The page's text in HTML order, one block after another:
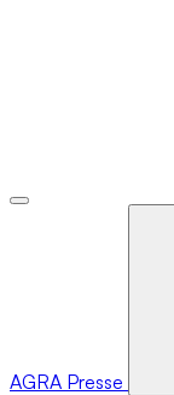
AGRA Presse